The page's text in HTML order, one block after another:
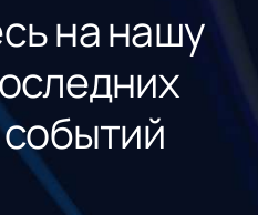
на нашу